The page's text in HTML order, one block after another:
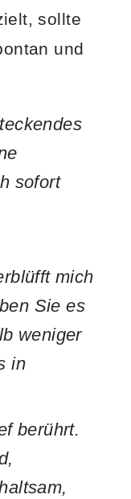
sollte
und
sofort
mich
Sie es
weniger
in
berührt.